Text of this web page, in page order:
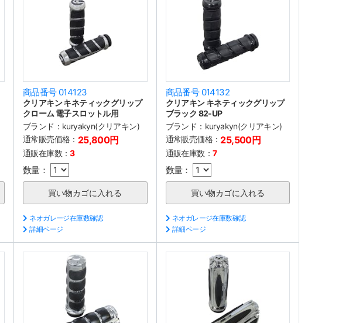
商品番号 014123
クリアキン キネティックグリップ
クローム 電子スロットル用
ブランド： kuryakyn(クリアキン)
通常販売価格： 25,800円
通販在庫数：3
数量：
ネオガレージ在庫数確認
詳細ページ
商品番号 014132
クリアキン キネティックグリップ
ブラック 82-UP
ブランド： kuryakyn(クリアキン)
通常販売価格： 25,500円
通販在庫数： 7
数量：
ネオガレージ在庫数確認
詳細ページ